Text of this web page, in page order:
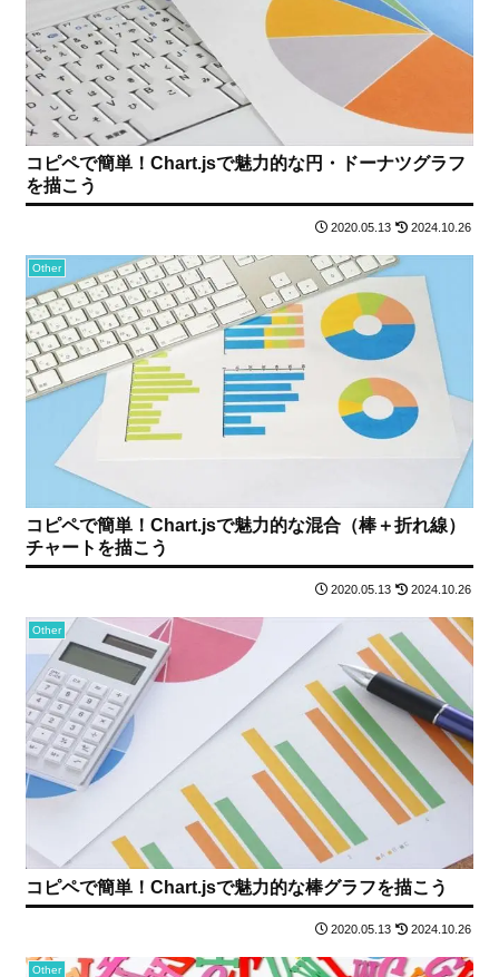
コピペで簡単！Chart.jsで魅力的な円・ドーナツグラフ
を描こう
2020.05.13 2024.10.26
Other
コピペで簡単！Chart.jsで魅力的な混合（棒＋折れ線）
チャートを描こう
2020.05.13 2024.10.26
Other
コピペで簡単！Chart.jsで魅力的な棒グラフを描こう
2020.05.13 2024.10.26
Other